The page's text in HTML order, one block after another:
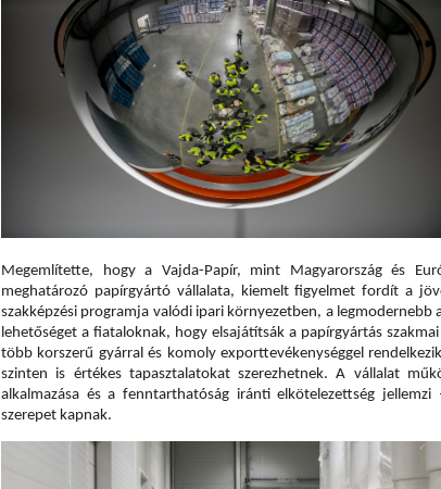
Megemlítette, hogy a Vajda-Papír, mint Magyarország és
meghatározó papírgyártó vállalata, kiemelt figyelmet fordít a
szakképzési programja valódi ipari környezetben, a
lehetőséget a fiataloknak, hogy elsajátítsák a papírgyártás
több korszerű gyárral és komoly exporttevékenységgel
szinten is értékes tapasztalatokat szerezhetnek. A vállalat
alkalmazása és a fenntarthatóság iránti elkötelezettség
szerepet kapnak.